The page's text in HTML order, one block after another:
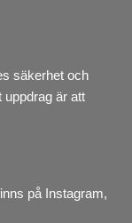
säkerhet och
uppdrag är att
på Instagram,